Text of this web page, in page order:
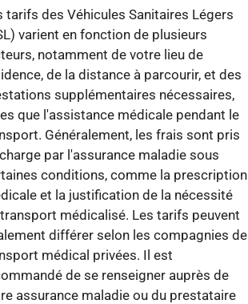
tarifs des Véhicules Sanitaires Légers
varient en fonction de plusieurs
notamment de votre lieu de
de la distance à parcourir, et des
supplémentaires nécessaires,
que l'assistance médicale pendant le
Généralement, les frais sont pris
par l'assurance maladie sous
conditions, comme la prescription
et la justification de la nécessité
médicalisé. Les tarifs peuvent
différer selon les compagnies de
médical privées. Il est
de se renseigner auprès de
assurance maladie ou du prestataire